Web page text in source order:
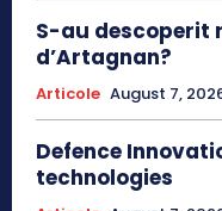
S-au descoperit
d’Artagnan?
Articole August 7,
Defence
technologies